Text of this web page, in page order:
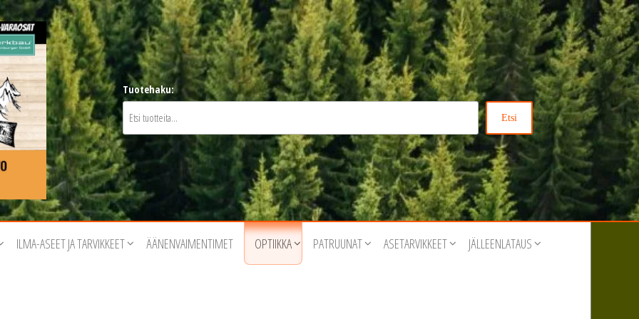
Tuotehaku:
Etsi
ILMA-ASEET JA TARVIKKEET ÄÄNENVAIMENTIMET OPTIIKKA PATRUUNAT ASETARVIKKEET JÄLLEENLATAUS